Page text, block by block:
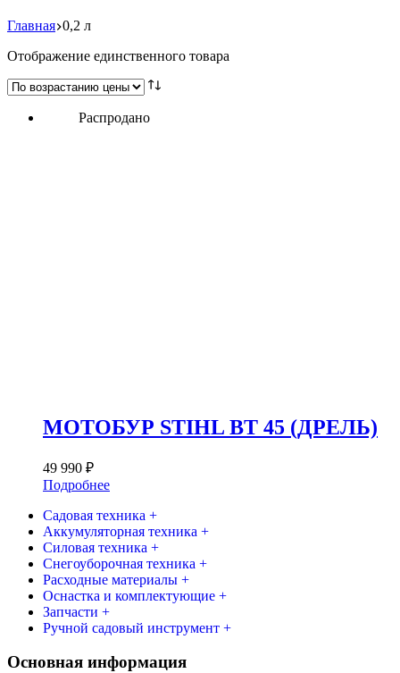
Главная 0,2 л
Отображение единственного товара
Распродано
МОТОБУР STIHL BT 45 (ДРЕЛЬ)
49 990 ₽
Подробнее
Садовая техника +
Аккумуляторная техника +
Силовая техника +
Снегоуборочная техника +
Расходные материалы +
Оснастка и комплектующие +
Запчасти +
Ручной садовый инструмент +
Основная информация